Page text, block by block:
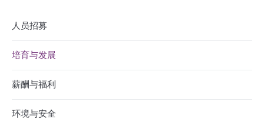
人员招募
培育与发展
薪酬与福利
环境与安全